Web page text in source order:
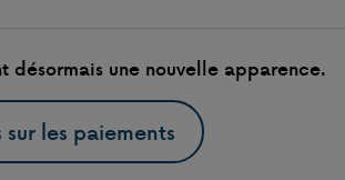
désormais une nouvelle apparence.
sur les paiements